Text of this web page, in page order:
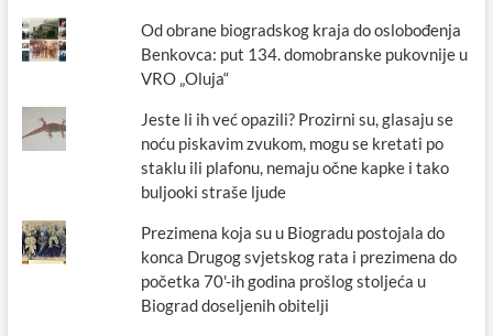
Od obrane biogradskog kraja do oslobođenja
Benkovca: put 134. domobranske pukovnije u
VRO „Oluja“
Jeste li ih već opazili? Prozirni su, glasaju se
noću piskavim zvukom, mogu se kretati po
staklu ili plafonu, nemaju očne kapke i tako
buljooki straše ljude
Prezimena koja su u Biogradu postojala do
konca Drugog svjetskog rata i prezimena do
početka 70'-ih godina prošlog stoljeća u
Biograd doseljenih obitelji